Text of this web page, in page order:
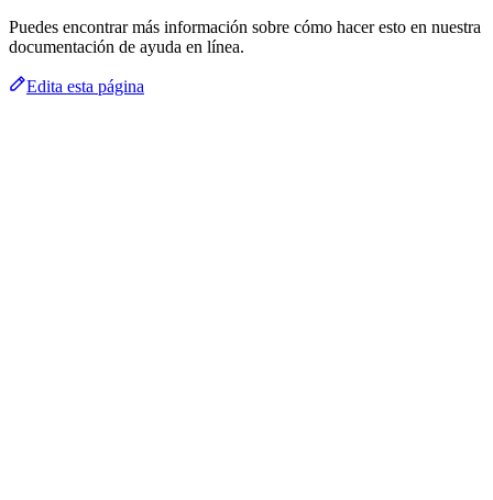
Puedes encontrar más información sobre cómo hacer esto en nuestra
documentación de ayuda en línea.
Edita esta página